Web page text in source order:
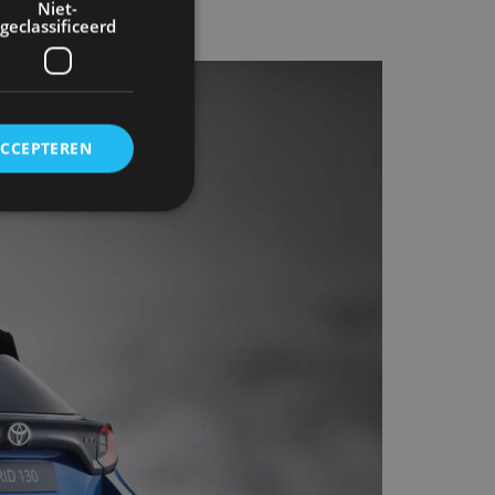
Niet-
geclassificeerd
en
om
van de bezoeker
van de
van